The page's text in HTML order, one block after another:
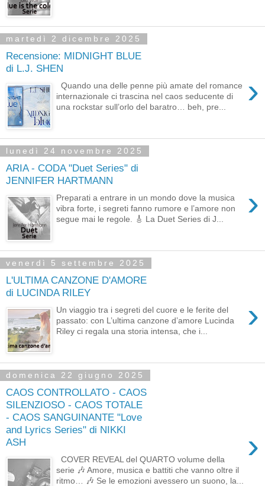
martedì 2 dicembre 2025
Recensione: MIDNIGHT BLUE
di L.J. SHEN
›
Quando una delle penne più amate del romance
internazionale ci trascina nel caos seducente di
una rockstar sull’orlo del baratro… beh, pre...
lunedì 24 novembre 2025
ARIA - CODA "Duet Series" di
JENNIFER HARTMANN
›
Preparati a entrare in un mondo dove la musica
vibra forte, i segreti fanno rumore e l’amore non
segue mai le regole. 🎸 La Duet Series di J...
venerdì 5 settembre 2025
L'ULTIMA CANZONE D'AMORE
di LUCINDA RILEY
›
Un viaggio tra i segreti del cuore e le ferite del
passato: con L’ultima canzone d’amore Lucinda
Riley ci regala una storia intensa, che i...
domenica 22 giugno 2025
CAOS CONTROLLATO - CAOS
SILENZIOSO - CAOS TOTALE
- CAOS SANGUINANTE "Love
and Lyrics Series" di NIKKI
ASH
›
COVER REVEAL del QUARTO volume della
serie 🎶 Amore, musica e battiti che vanno oltre il
ritmo… 🎶 Se le emozioni avessero un suono, la...